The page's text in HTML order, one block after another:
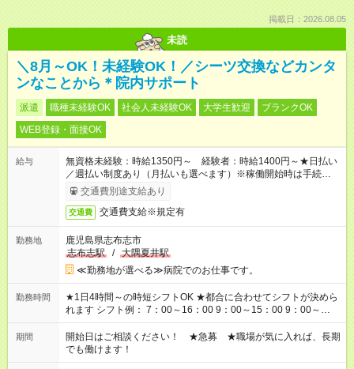
掲載日：2026.08.05
未読
＼8月～OK！未経験OK！／シーツ交換などカンタ
ンなことから＊院内サポート
派遣 職種未経験OK 社会人未経験OK 大学生歓迎
ブランクOK
WEB登録・面接OK
給与
無資格未経験：時給1350円～ 経験者：時給1400円～★日払い
／週払い制度あり（月払いも選べます）※稼働開始時は手続き完
了次第のお支払いとなります。
交通費別途支給あり
交通費 交通費支給※規定有
勤務地
鹿児島県志布志市
志布志駅
/ 大隅夏井駅
≪勤務地が選べる≫病院でのお仕事です。
勤務時間
★1日4時間～の時短シフトOK ★都合に合わせてシフトが決めら
れます シフト例： 7：00～16：00 9：00～15：00 9：00～
18：00 11：00～20：00 など ※Wワークの場合、他のお仕事と
合わせ週40時間超の就業はご案内できません ※法令に基づき、
週20時間以上勤務は社会保険への加入対象となります ※労働者
派遣法（日雇い派遣の原則禁止）により、短時間・短期間の就
期間
開始日はご相談ください！ ★急募 ★職場が気に入れば、長期
でも働けます！